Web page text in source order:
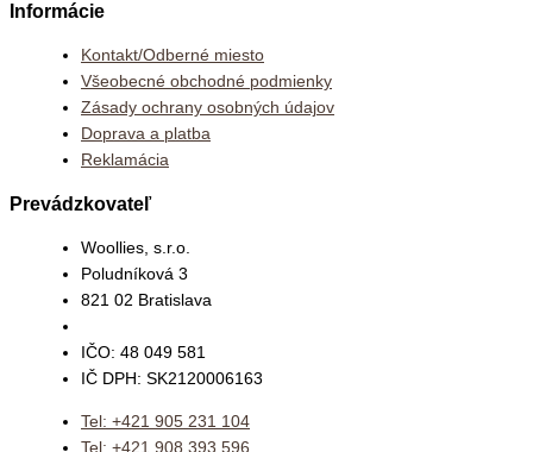
Informácie
Kontakt/Odberné miesto
Všeobecné obchodné podmienky
Zásady ochrany osobných údajov
Doprava a platba
Reklamácia
Prevádzkovateľ
Woollies, s.r.o.
Poludníková 3
821 02 Bratislava
IČO: 48 049 581
IČ DPH: SK2120006163
Tel: +421 905 231 104
Tel: +421 908 393 596